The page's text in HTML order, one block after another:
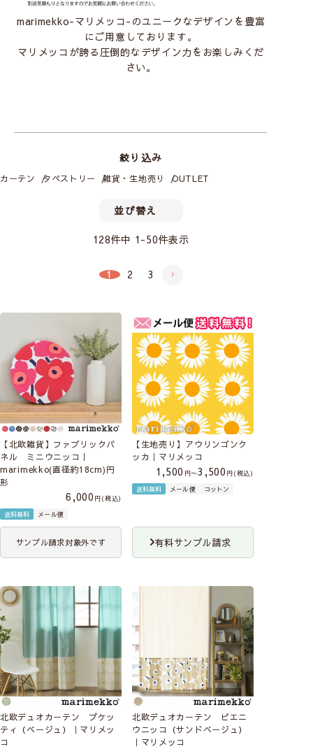
marimekko-マリメッコ-のユニークなデザインを豊富
にご用意しております。
マリメッコが誇る圧倒的なデザイン力をお楽しみくだ
さい。
絞り込み
カーテン タペストリー 雑貨・生地売り OUTLET
並び替え
128件中 1 -50件表示
1 2 3
【北欧雑貨】ファブリックパ
ネル ミニウニッコ｜
marimekko(直径約18cm)円
形
6,000
税込
送料無料
メール便
サンプル請求対象外です
【生地売り】アウリンゴンク
ッカ｜マリメッコ
1,500 〜3,500
税込
送料無料
メール便 コットン
有料サンプル請求
北欧デュオカーテン プケッ
ティ（ベージュ）｜マリメッ
コ
北欧デュオカーテン ピエニ
ウニッコ（サンドベージュ）
｜マリメッコ